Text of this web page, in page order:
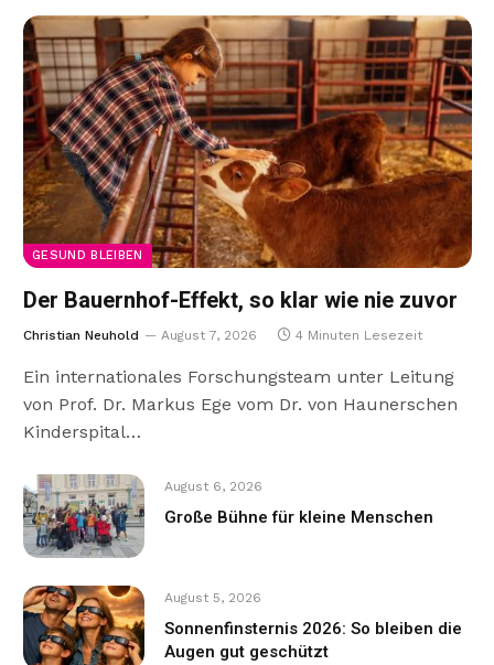
GESUND BLEIBEN
Der Bauernhof-Effekt, so klar wie nie zuvor
Christian Neuhold August 7, 2026 4 Minuten Lesezeit
Ein internationales Forschungsteam unter Leitung
von Prof. Dr. Markus Ege vom Dr. von Haunerschen
Kinderspital…
August 6, 2026
Große Bühne für kleine Menschen
August 5, 2026
Sonnenfinsternis 2026: So bleiben die
Augen gut geschützt